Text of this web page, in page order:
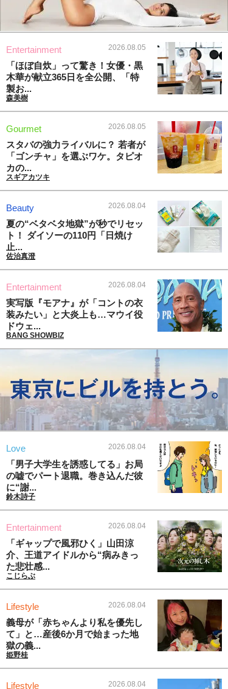
Entertainment 2026.08.05
「ほぼ自炊」って驚き！女優・黒
木華が献立365日を全公開、「特
製お...
森美樹
Gourmet 2026.08.05
スタバの強力ライバルに？ 若者が
「ゴンチャ」を選ぶワケ。タピオ
カの...
スギアカツキ
Beauty 2026.08.04
夏の“ベタベタ地獄”が秒でリセッ
ト！ ダイソーの110円「日焼け
止...
佐治真澄
Entertainment 2026.08.04
実写版『モアナ』が「コントの衣
装みたい」と大炎上も…マウイ役
ドウェ...
BANG SHOWBIZ
Love 2026.08.04
「男子大学生を誘惑してる」お局
の嘘でパート退職。巻き込んだ彼
に“謝...
鈴木詩子
Entertainment 2026.08.04
「ギャップで風邪ひく」山田涼
介、王道アイドルから“病みきっ
た悲壮感...
こじらぶ
Lifestyle 2026.08.04
義母が「赤ちゃんより私を優先し
て」と…産後6か月で始まった地
獄の義...
姫野桂
Lifestyle 2026.08.04